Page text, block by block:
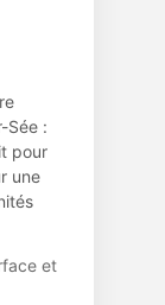
Sée :
pour
une
et